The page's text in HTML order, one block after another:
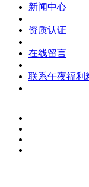
新闻中心
资质认证
在线留言
联系午夜福利